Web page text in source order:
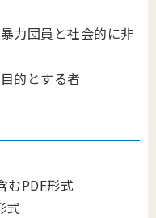
⼒団員と社会的に非
的とする者
むPDF形式
式